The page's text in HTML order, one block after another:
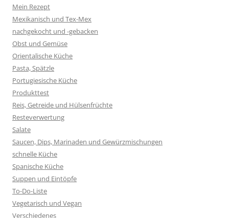
Mein Rezept
Mexikanisch und Tex-Mex
nachgekocht und -gebacken
Obst und Gemüse
Orientalische Küche
Pasta, Spätzle
Portugiesische Küche
Produkttest
Reis, Getreide und Hülsenfrüchte
Resteverwertung
Salate
Saucen, Dips, Marinaden und Gewürzmischungen
schnelle Küche
Spanische Küche
Suppen und Eintöpfe
To-Do-Liste
Vegetarisch und Vegan
Verschiedenes